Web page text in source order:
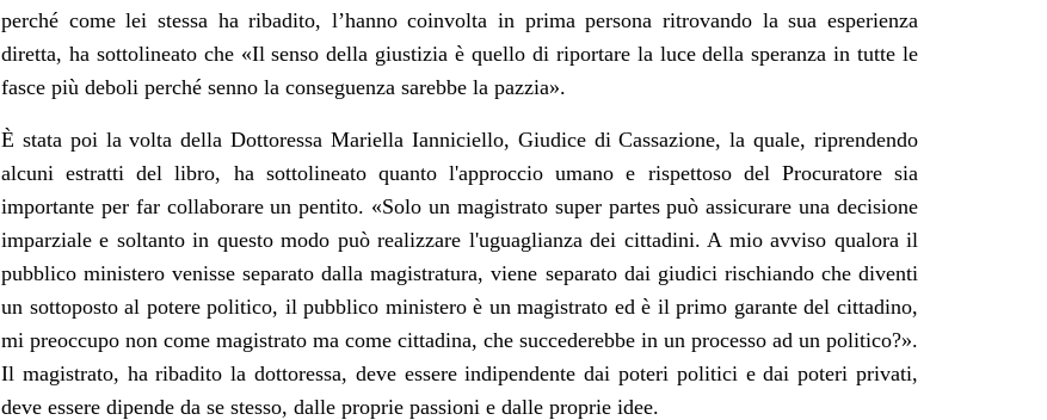
perché come lei stessa ha ribadito, l’hanno coinvolta in prima persona ritrovando la sua esperienza
diretta, ha sottolineato che «Il senso della giustizia è quello di riportare la luce della speranza in tutte le
fasce più deboli perché senno la conseguenza sarebbe la pazzia».
È stata poi la volta della Dottoressa Mariella Ianniciello, Giudice di Cassazione, la quale, riprendendo
alcuni estratti del libro, ha sottolineato quanto l'approccio umano e rispettoso del Procuratore sia
importante per far collaborare un pentito. «Solo un magistrato super partes può assicurare una decisione
imparziale e soltanto in questo modo può realizzare l'uguaglianza dei cittadini. A mio avviso qualora il
pubblico ministero venisse separato dalla magistratura, viene separato dai giudici rischiando che diventi
un sottoposto al potere politico, il pubblico ministero è un magistrato ed è il primo garante del cittadino,
mi preoccupo non come magistrato ma come cittadina, che succederebbe in un processo ad un politico?».
Il magistrato, ha ribadito la dottoressa, deve essere indipendente dai poteri politici e dai poteri privati,
deve essere dipende da se stesso, dalle proprie passioni e dalle proprie idee.